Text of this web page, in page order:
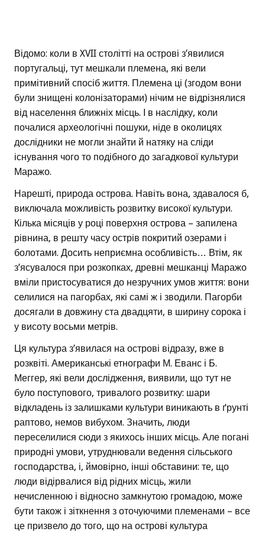
Відомо: коли в XVII столітті на острові з’явилися
португальці, тут мешкали племена, які вели
примітивний спосіб життя. Племена ці (згодом вони
були знищені колонізаторами) нічим не відрізнялися
від населення ближніх місць. І в наслідку, коли
почалися археологічні пошуки, ніде в околицях
дослідники не могли знайти й натяку на сліди
існування чого то подібного до загадкової культури
Маражо.
Нарешті, природа острова. Навіть вона, здавалося б,
виключала можливість розвитку високої культури.
Кілька місяців у році поверхня острова – запилена
рівнина, в решту часу острів покритий озерами і
болотами. Досить неприємна особливість… Втім, як
з’ясувалося при розкопках, древні мешканці Маражо
вміли пристосуватися до незручних умов життя: вони
селилися на пагорбах, які самі ж і зводили. Пагорби
досягали в довжину ста двадцяти, в ширину сорока і
у висоту восьми метрів.
Ця культура з’явилася на острові відразу, вже в
розквіті. Американські етнографи М. Еванс і Б.
Меггер, які вели дослідження, виявили, що тут не
було поступового, тривалого розвитку: шари
відкладень із залишками культури виникають в ґрунті
раптово, немов вибухом. Значить, люди
переселилися сюди з якихось інших місць. Але погані
природні умови, утруднювали ведення сільського
господарства, і, ймовірно, інші обставини: те, що
люди відірвалися від рідних місць, жили
нечисленною і відносно замкнутою громадою, може
бути також і зіткнення з оточуючими племенами – все
це призвело до того, що на острові культура